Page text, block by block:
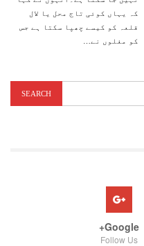
کہ یہاں کوئی تاج محل یا لال
قلعہ کو کیسے چھپا سکتا ہے جس
کو مغلوں نے
Google+
Follow Us